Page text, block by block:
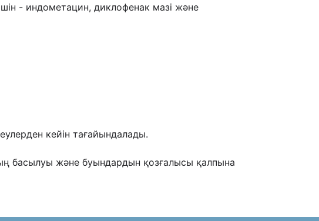
- индометацин, диклофенак мазі жəне
кейін тағайындалады.
басылуы және буындардын қозғалысы қалпына